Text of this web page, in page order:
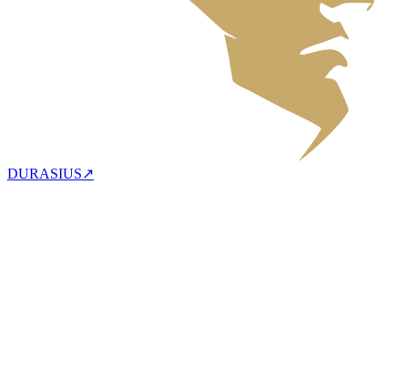
DURASIUS↗